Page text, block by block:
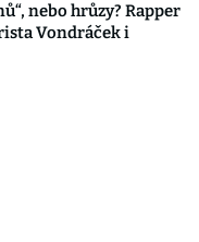
nebo hrůzy? Rapper
Vondráček i